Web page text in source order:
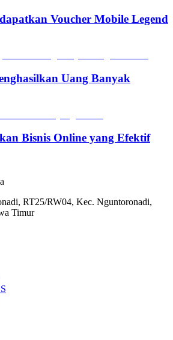
Voucher Mobile Legend
Uang Banyak
Bisnis Online yang Efektif
RT25/RW04, Kec. Nguntoronadi,
Timur